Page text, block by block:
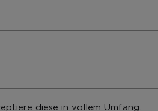
diese in vollem Umfang.